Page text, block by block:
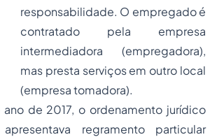
responsabilidade. O empregado é
contratado pela empresa
intermediadora (empregadora),
mas presta serviços em outro local
(empresa tomadora).
de 2017, o ordenamento jurídico
regramento particular